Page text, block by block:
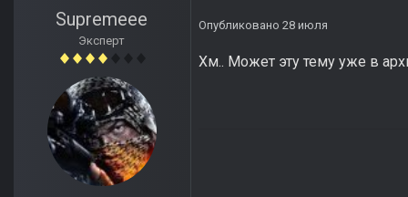
Supremeee
Эксперт
Опубликовано 28 июля
Хм.. Может эту тему уже в